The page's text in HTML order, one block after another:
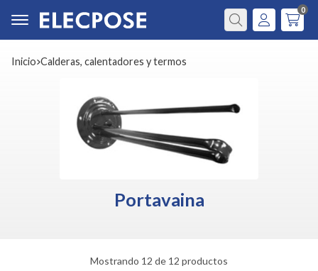
Buscar
0
Inicio calderas, calentadores y termos
Portavaina
Mostrando 12 de 12 productos